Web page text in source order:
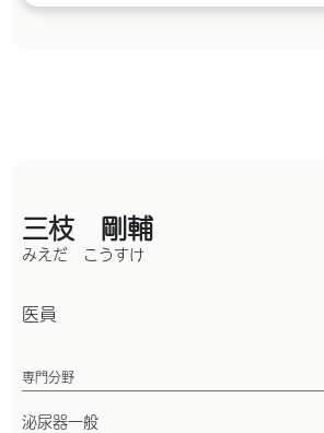
三枝 剛輔
みえだ こうすけ
医員
専門分野
泌尿器一般